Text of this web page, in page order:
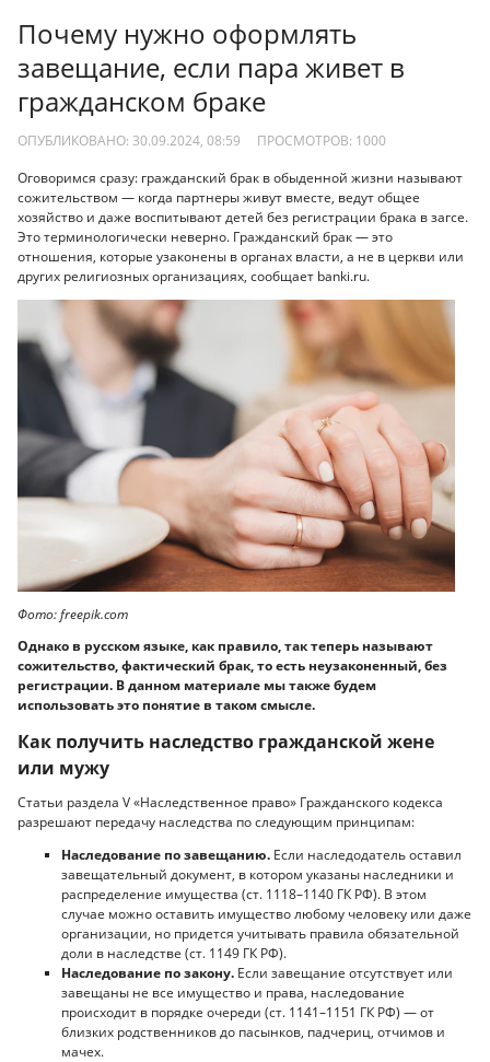
Почему нужно оформлять
завещание, если пара живет в
гражданском браке
ОПУБЛИКОВАНО: 30.09.2024, 08:59 ПРОСМОТРОВ: 1000
Оговоримся сразу: гражданский брак в обыденной жизни называют
сожительством — когда партнеры живут вместе, ведут общее
хозяйство и даже воспитывают детей без регистрации брака в загсе.
Это терминологически неверно. Гражданский брак — это
отношения, которые узаконены в органах власти, а не в церкви или
других религиозных организациях, сообщает banki.ru.
Фото: freepik.com
Однако в русском языке, как правило, так теперь называют
сожительство, фактический брак, то есть неузаконенный, без
регистрации. В данном материале мы также будем
использовать это понятие в таком смысле.
Как получить наследство гражданской жене
или мужу
Статьи раздела V «Наследственное право» Гражданского кодекса
разрешают передачу наследства по следующим принципам:
Наследование по завещанию. Если наследодатель оставил
завещательный документ, в котором указаны наследники и
распределение имущества (ст. 1118–1140 ГК РФ). В этом
случае можно оставить имущество любому человеку или даже
организации, но придется учитывать правила обязательной
доли в наследстве (ст. 1149 ГК РФ).
Наследование по закону. Если завещание отсутствует или
завещаны не все имущество и права, наследование
происходит в порядке очереди (ст. 1141–1151 ГК РФ) — от
близких родственников до пасынков, падчериц, отчимов и
мачех.